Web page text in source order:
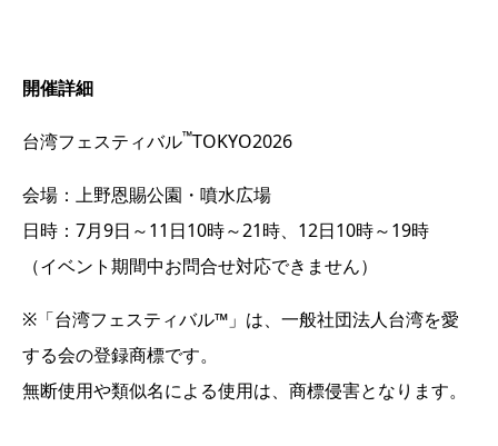
開催詳細
台湾フェスティバル™TOKYO2026
会場：上野恩賜公園・噴水広場
日時：7月9日～11日10時～21時、12日10時～19時
（イベント期間中お問合せ対応できません）
※「台湾フェスティバル™」は、一般社団法人台湾を愛
する会の登録商標です。
無断使用や類似名による使用は、商標侵害となります。